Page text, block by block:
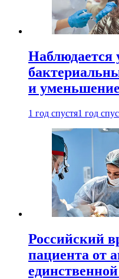
Наблюдается
и
1 год спустя1 год
Российский
пациента от